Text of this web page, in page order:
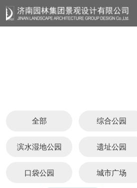
全部 综合公园
滨水湿地公园 遗址公园
口袋公园 城市广场